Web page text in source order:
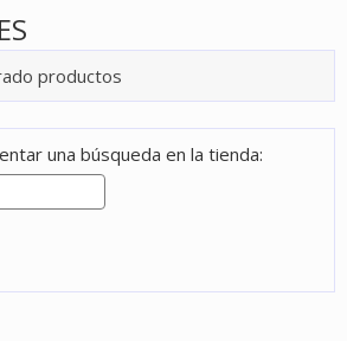
productos
una búsqueda en la tienda: